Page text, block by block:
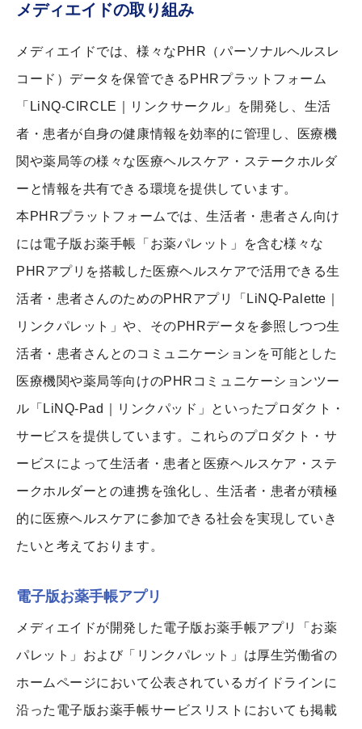
メディエイドの取り組み
メディエイドでは、様々なPHR（パーソナルヘルスレ
コード）データを保管できるPHRプラットフォーム
「LiNQ-CIRCLE｜リンクサークル」を開発し、生活
者・患者が自身の健康情報を効率的に管理し、医療機
関や薬局等の様々な医療ヘルスケア・ステークホルダ
ーと情報を共有できる環境を提供しています。
本PHRプラットフォームでは、生活者・患者さん向け
には電子版お薬手帳「お薬パレット」を含む様々な
PHRアプリを搭載した医療ヘルスケアで活用できる生
活者・患者さんのためのPHRアプリ「LiNQ-Palette｜
リンクパレット」や、そのPHRデータを参照しつつ生
活者・患者さんとのコミュニケーションを可能とした
医療機関や薬局等向けのPHRコミュニケーションツー
ル「LiNQ-Pad｜リンクパッド」といったプロダクト・
サービスを提供しています。これらのプロダクト・サ
ービスによって生活者・患者と医療ヘルスケア・ステ
ークホルダーとの連携を強化し、生活者・患者が積極
的に医療ヘルスケアに参加できる社会を実現していき
たいと考えております。
電子版お薬手帳アプリ
メディエイドが開発した電子版お薬手帳アプリ「お薬
パレット」および「リンクパレット」は厚生労働省の
ホームページにおいて公表されているガイドラインに
沿った電子版お薬手帳サービスリストにおいても掲載